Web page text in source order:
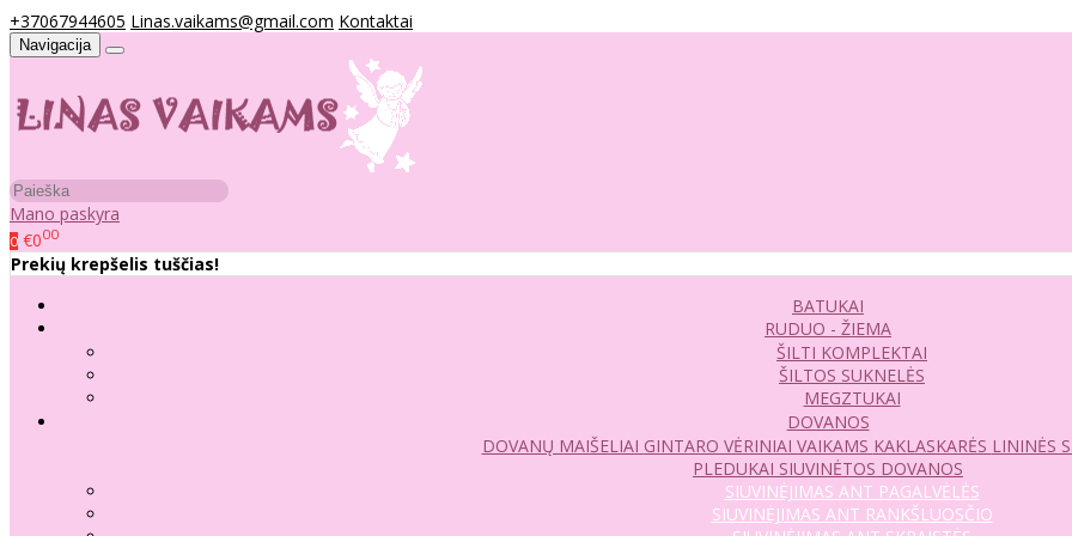
+37067944605 Linas.vaikams@gmail.com Kontaktai
Navigacija
Mano paskyra
0 €000
Prekių krepšelis tuščias!
BATUKAI
RUDUO - ŽIEMA
ŠILTI KOMPLEKTAI
ŠILTOS SUKNELĖS
MEGZTUKAI
DOVANOS
DOVANŲ MAIŠELIAI GINTARO VĖRINIAI VAIKAMS KAKLASKARĖS LININĖS
PLEDUKAI SIUVINĖTOS DOVANOS
SIUVINĖJIMAS ANT PAGALVĖLĖS
SIUVINĖJIMAS ANT RANKŠLUOSČIO